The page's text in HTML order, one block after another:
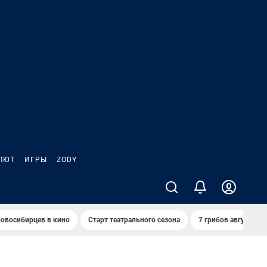
ИГРЫ ZODY
в кино Старт театрального сезона 7 грибов августа